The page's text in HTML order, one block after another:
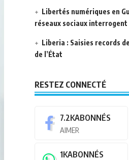
Libertés numériques en
réseaux sociaux
Liberia : Saisies records
de l’État
RESTEZ CONNECTÉ
7.2KABONNÉS
AIMER
1KABONNÉS